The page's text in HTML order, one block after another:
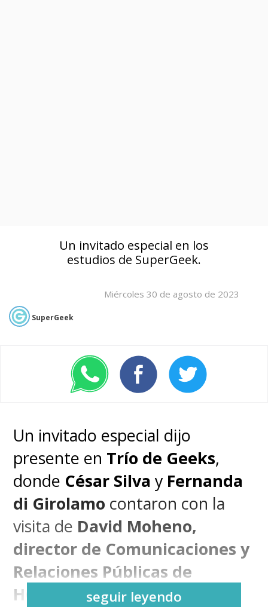
Un invitado especial en los
estudios de SuperGeek.
Miércoles 30 de agosto de 2023
SuperGeek
Un invitado especial dijo
presente en Trío de Geeks,
donde César Silva y Fernanda
di Girolamo contaron con la
visita de David Moheno,
director de Comunicaciones y
Relaciones Públicas de
HONOR LATAM.
seguir leyendo